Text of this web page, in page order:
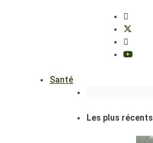
Santé
Les plus récents